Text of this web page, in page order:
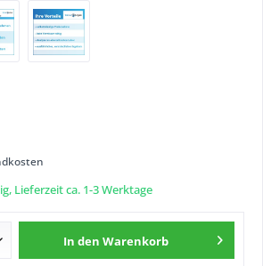
Lieferzeit ca. 1-3 Werktage
In den Warenkorb